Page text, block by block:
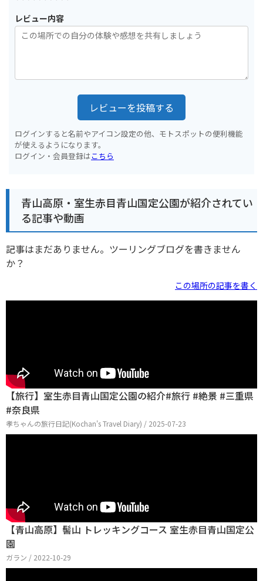
レビュー内容
レビューを投稿する
ログインすると名前やアイコン設定の他、モトスポットの便利機能
が使えるようになります。
ログイン・会員登録はこちら
青山高原・室生赤目青山国定公園が紹介されてい
る記事や動画
記事はまだありません。ツーリングブログを書きません
か？
この場所の記事を書く
【旅行】室生赤目青山国定公園の紹介#旅行 #絶景 #三重県
#奈良県
孝ちゃんの旅行日記(Kochan's Travel Diary) / 2025-07-23
【青山高原】髻山 トレッキングコース 室生赤目青山国定公
園
ガラン / 2022-10-29